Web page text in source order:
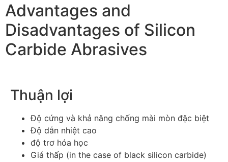
Advantages and
Disadvantages of Silicon
Carbide Abrasives
Thuận lợi
Độ cứng và khả năng chống mài mòn đặc biệt
Độ dẫn nhiệt cao
độ trơ hóa học
Giá thấp (in the case of black silicon carbide)